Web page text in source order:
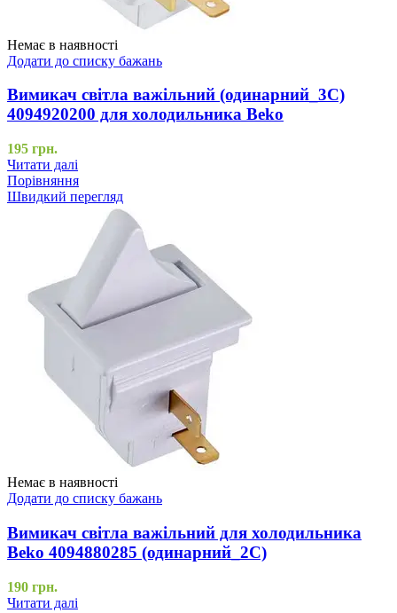
Немає в наявності
Додати до списку бажань
Вимикач світла важільний (одинарний_3C)
4094920200 для холодильника Beko
195 грн.
Читати далі
Порівняння
Швидкий перегляд
Немає в наявності
Додати до списку бажань
Вимикач світла важільний для холодильника
Beko 4094880285 (одинарний_2C)
190 грн.
Читати далі